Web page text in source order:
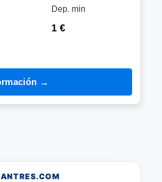
Dep. min
1 €
→